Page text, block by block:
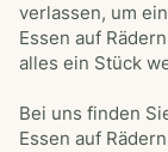
verlassen, um
Essen auf
alles ein Stück
Bei uns finden
Essen auf